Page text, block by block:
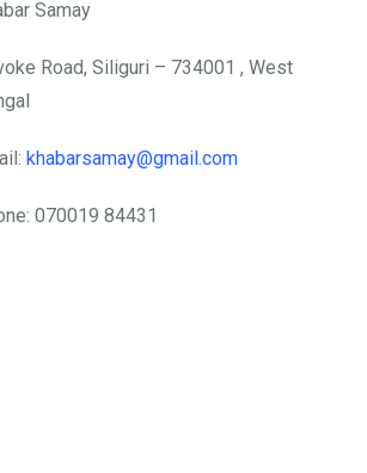
Samay
Road, Siliguri – 734001 , West
khabarsamay@gmail.com
070019 84431